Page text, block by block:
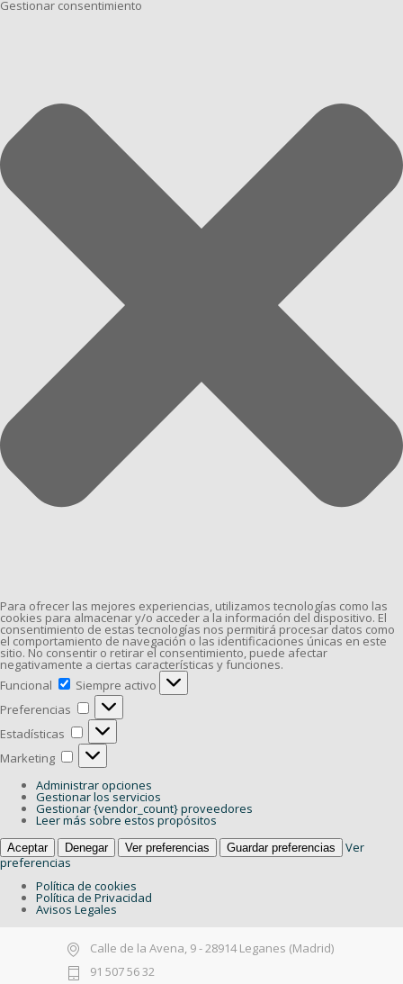
Gestionar consentimiento
Para ofrecer las mejores experiencias, utilizamos tecnologías como las
cookies para almacenar y/o acceder a la información del dispositivo. El
consentimiento de estas tecnologías nos permitirá procesar datos como
el comportamiento de navegación o las identificaciones únicas en este
sitio. No consentir o retirar el consentimiento, puede afectar
negativamente a ciertas características y funciones.
Funcional
Siempre activo
Preferencias
Preferencias
Estadísticas
Estadísticas
Marketing
Marketing
Administrar opciones
Gestionar los servicios
Gestionar {vendor_count} proveedores
Leer más sobre estos propósitos
Aceptar Denegar Ver preferencias Guardar preferencias
Ver
preferencias
Política de cookies
Política de Privacidad
Avisos Legales
Calle de la Avena, 9 - 28914 Leganes (Madrid)
91 507 56 32